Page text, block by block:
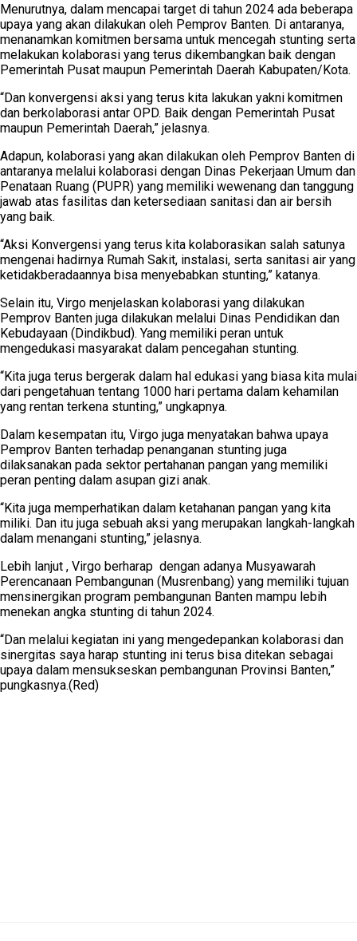
Menurutnya, dalam mencapai target di tahun 2024 ada beberapa
upaya yang akan dilakukan oleh Pemprov Banten. Di antaranya,
menanamkan komitmen bersama untuk mencegah stunting serta
melakukan kolaborasi yang terus dikembangkan baik dengan
Pemerintah Pusat maupun Pemerintah Daerah Kabupaten/Kota.
“Dan konvergensi aksi yang terus kita lakukan yakni komitmen
dan berkolaborasi antar OPD. Baik dengan Pemerintah Pusat
maupun Pemerintah Daerah,” jelasnya.
Adapun, kolaborasi yang akan dilakukan oleh Pemprov Banten di
antaranya melalui kolaborasi dengan Dinas Pekerjaan Umum dan
Penataan Ruang (PUPR) yang memiliki wewenang dan tanggung
jawab atas fasilitas dan ketersediaan sanitasi dan air bersih
yang baik.
“Aksi Konvergensi yang terus kita kolaborasikan salah satunya
mengenai hadirnya Rumah Sakit, instalasi, serta sanitasi air yang
ketidakberadaannya bisa menyebabkan stunting,” katanya.
Selain itu, Virgo menjelaskan kolaborasi yang dilakukan
Pemprov Banten juga dilakukan melalui Dinas Pendidikan dan
Kebudayaan (Dindikbud). Yang memiliki peran untuk
mengedukasi masyarakat dalam pencegahan stunting.
“Kita juga terus bergerak dalam hal edukasi yang biasa kita mulai
dari pengetahuan tentang 1000 hari pertama dalam kehamilan
yang rentan terkena stunting,” ungkapnya.
Dalam kesempatan itu, Virgo juga menyatakan bahwa upaya
Pemprov Banten terhadap penanganan stunting juga
dilaksanakan pada sektor pertahanan pangan yang memiliki
peran penting dalam asupan gizi anak.
“Kita juga memperhatikan dalam ketahanan pangan yang kita
miliki. Dan itu juga sebuah aksi yang merupakan langkah-langkah
dalam menangani stunting,” jelasnya.
Lebih lanjut , Virgo berharap dengan adanya Musyawarah
Perencanaan Pembangunan (Musrenbang) yang memiliki tujuan
mensinergikan program pembangunan Banten mampu lebih
menekan angka stunting di tahun 2024.
“Dan melalui kegiatan ini yang mengedepankan kolaborasi dan
sinergitas saya harap stunting ini terus bisa ditekan sebagai
upaya dalam mensukseskan pembangunan Provinsi Banten,”
pungkasnya.(Red)